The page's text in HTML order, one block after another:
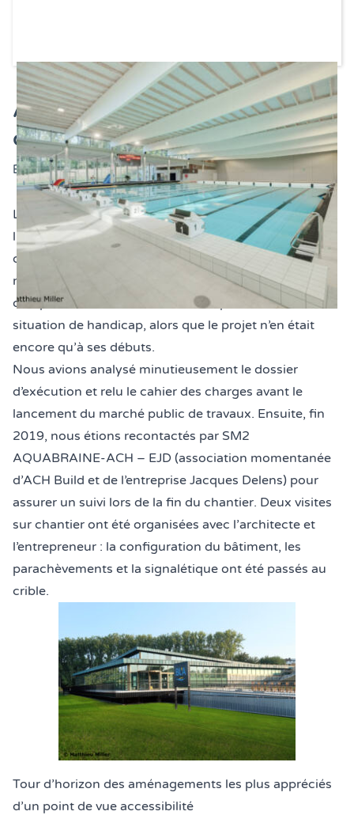
À Braine l'Alleud, une piscine
conçue pour tous !
Écrit le12 avril 2022
Le 1er octobre 2020, la nouvelle piscine de Braine
l’Alleud a ouvert ses portes au public. Soucieuse
d’offrir des aménagements de qualité pour tout le
monde, la commune a fait appel à Atingo afin de tenir
compte au mieux des besoins des personnes en
situation de handicap, alors que le projet n’en était
encore qu’à ses débuts.
Nous avions analysé minutieusement le dossier
d’exécution et relu le cahier des charges avant le
lancement du marché public de travaux. Ensuite, fin
2019, nous étions recontactés par SM2
AQUABRAINE-ACH – EJD (association momentanée
d’ACH Build et de l’entreprise Jacques Delens) pour
assurer un suivi lors de la fin du chantier. Deux visites
sur chantier ont été organisées avec l’architecte et
l’entrepreneur : la configuration du bâtiment, les
parachèvements et la signalétique ont été passés au
crible.
Tour d’horizon des aménagements les plus appréciés
d’un point de vue accessibilité